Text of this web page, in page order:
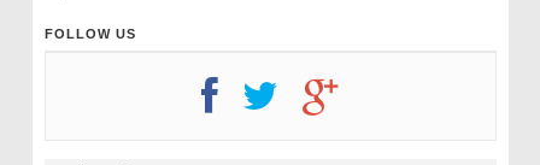
FOLLOW US